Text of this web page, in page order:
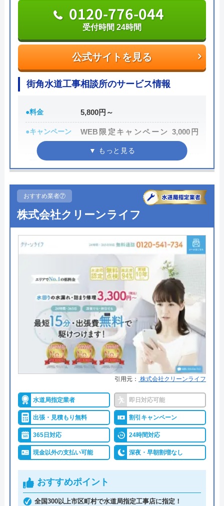
事基本料金および軽修理作業代は4,000円です。
公式サイトを見る
090-3583-0241
受付時間 8:00～23:00
LEI合同会社の基本情報
運営会社 LEI合同会社
代表者 竹本人矢
所在地
〒123-0873
東京都足立区扇3-19-5-402
対応エリア 神奈川県東部、東京23区
公式サイトを見る
0120-776-044
受付時間 24時間
街角水道工事相談所のサービス情報
●料金 5,800円～
●キャンペーン
WEB限定キャンペーン 3,000円
OFF
●駆けつけ時間 最短30分
24時間
●定休日
●出張見積もり 出張・見積無料
●支払い方法
現金・銀行振込・クレジットカー
ド・コンビニ払い
PL保険加入
詳細は公式HPでご確認ください
街角水道工事相談所がおすすめの理由
街角水道工事相談所は全国に対応しているトイレ修
理業者です。給水装置工事主任技術者の資格を保有
りと修理を行なってくれます。
明瞭会計であるため、工事前の見積もり金額から増
えることはありません。ちなみに簡単な水漏れ等は
5,800円～から対応してくれます。
支払い方法は現金以外にも銀行振込・クレジットカ
ード・コンビニ決済から選べるため緊急トラブル時
でも安心です。
出張費・見積もり料も無料で、24時間電話で相談を
おすすめ業者⑦
株式会社クリーンライフ
引用元： 株式会社クリーンライフ
水道局指定業者 即日対応可能
出張・見積もり無料 割引キャンペーン
365日対応 24時間対応
現金以外の支払い可能 深夜・早朝割増なし
おすすめポイント
全国300以上市区町村で水道局指定工事店に指定！